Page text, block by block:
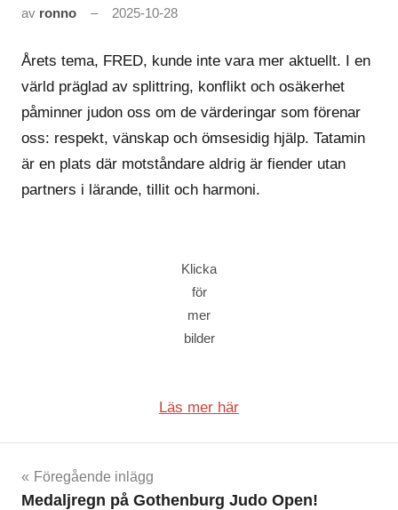
av ronno 2025-10-28
Årets tema, FRED, kunde inte vara mer aktuellt. I en
värld präglad av splittring, konflikt och osäkerhet
påminner judon oss om de värderingar som förenar
oss: respekt, vänskap och ömsesidig hjälp. Tatamin
är en plats där motståndare aldrig är fiender utan
partners i lärande, tillit och harmoni.
Klicka
för
mer
bilder
Läs mer här
Inläggsnavigering
Föregående inlägg
Medaljregn på Gothenburg Judo Open!